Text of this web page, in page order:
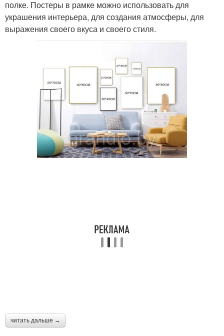
полке. Постеры в рамке можно использовать для
украшения интерьера, для создания атмосферы, для
выражения своего вкуса и своего стиля.
читать дальше →